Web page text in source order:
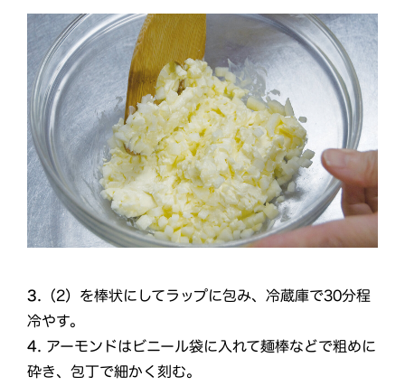
3. （2）を棒状にしてラップに包み、冷蔵庫で30分程
冷やす。
4. アーモンドはビニール袋に入れて麺棒などで粗めに
砕き、包丁で細かく刻む。